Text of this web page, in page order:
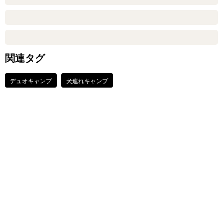
関連タグ
デュオキャンプ 犬連れキャンプ